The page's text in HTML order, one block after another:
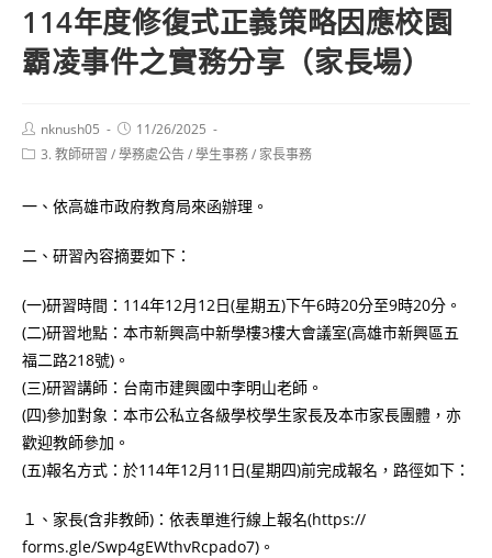
114年度修復式正義策略因應校園
霸凌事件之實務分享（家長場）
Post
author:
nknush05
Post
published:
11/26/2025
Post3. 教師研習 /學務處公告/學生事務/ 家長事務
一、依高雄市政府教育局來函辦理。
二、研習內容摘要如下：
(一)研習時間：114年12月12日(星期五)下午6時20分至9時20分。
(二)研習地點：本市新興高中新學樓3樓大會議室(高雄市新興區五
福二路218號)。
(三)研習講師：台南市建興國中李明山老師。
(四)參加對象：本市公私立各級學校學生家長及本市家長團體，亦
歡迎教師參加。
(五)報名方式：於114年12月11日(星期四)前完成報名，路徑如下：
１、家長(含非教師)：依表單進行線上報名(https://
forms.gle/Swp4gEWthvRcpado7)。